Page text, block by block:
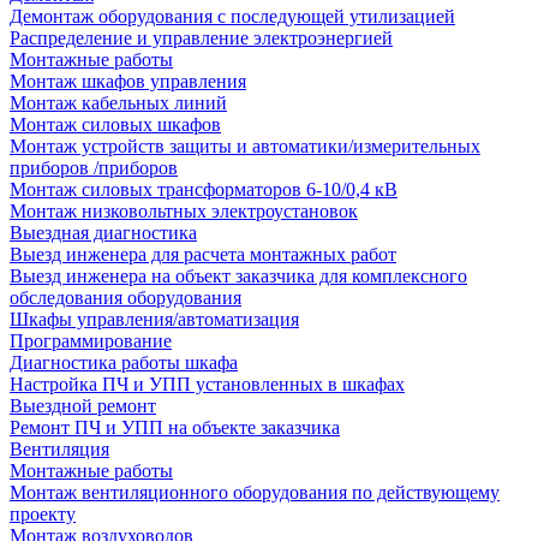
Демонтаж оборудования с последующей утилизацией
Распределение и управление электроэнергией
Монтажные работы
Монтаж шкафов управления
Монтаж кабельных линий
Монтаж силовых шкафов
Монтаж устройств защиты и автоматики/измерительных
приборов /приборов
Монтаж силовых трансформаторов 6-10/0,4 кВ
Монтаж низковольтных электроустановок
Выездная диагностика
Выезд инженера для расчета монтажных работ
Выезд инженера на объект заказчика для комплексного
обследования оборудования
Шкафы управления/автоматизация
Программирование
Диагностика работы шкафа
Настройка ПЧ и УПП установленных в шкафах
Выездной ремонт
Ремонт ПЧ и УПП на объекте заказчика
Вентиляция
Монтажные работы
Монтаж вентиляционного оборудования по действующему
проекту
Монтаж воздуховодов